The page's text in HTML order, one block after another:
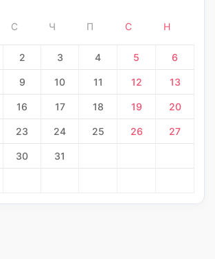
С Ч П С Н
2 3 4 5 6
9 10 11 12 13
16 17 18 19 20
23 24 25 26 27
30 31